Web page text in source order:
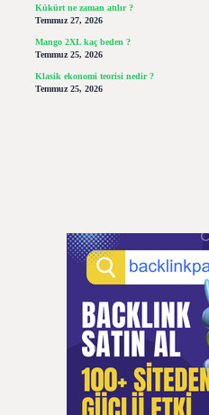
Kükürt ne zaman atılır ?
Temmuz 27, 2026
Mango 2XL kaç beden ?
Temmuz 25, 2026
Klasik ekonomi teorisi nedir ?
Temmuz 25, 2026